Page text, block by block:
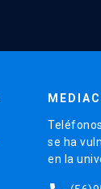
se ha
en la